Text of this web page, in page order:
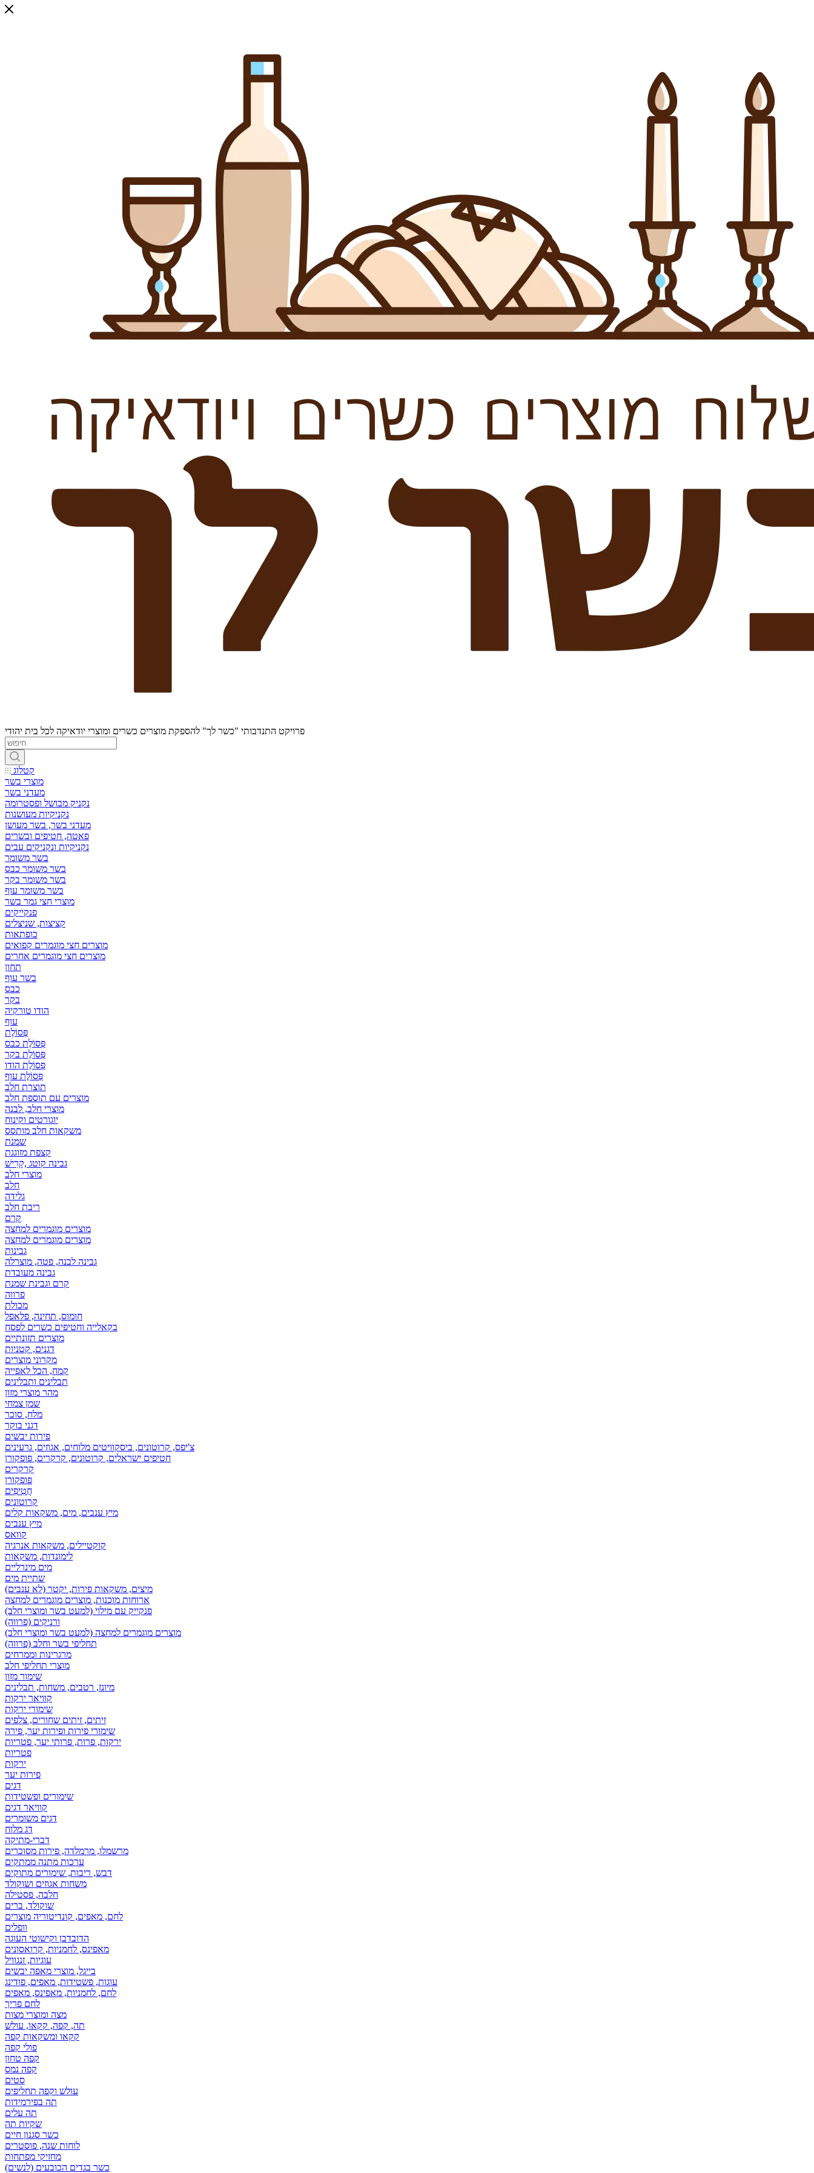
פרויקט התנדבותי "כשר לך" להספקת מוצרים כשרים ומוצרי יודאיקה לכל בית יהודי
קטלוג
מוצרי בשר
מעדני בשר
נקניק מבושל ופסטרומה
נקניקיות מעושנות
מעדני בשר, בשר מעושן
פאטה, חטיפים ובשרים
נקניקיות ונקניקים עבים
בשר משומר
בשר משומר כבס
בשר משומר בקר
בשר משומר עוף
מוצרי חצי גמר בשר
פנקייקים
קציצות, שניצלים
כופתאות
מוצרים חצי מוגמרים קפואים
מוצרים חצי מוגמרים אחרים
תחון
בשר עוף
כבס
בקר
הודו טורקיה
עוף
פְּסוֹלֶת
פְּסוֹלֶת כבס
פְּסוֹלֶת בקר
פְּסוֹלֶת הודו
פְּסוֹלֶת עוף
תוצרת חלב
מוצרים עם תוספת חלב
מוצרי חלב, לבנה
יוגורטים וקינוח
משקאות חלב מותסס
שמנת
קצפת מזוגגת
גבינה קוטג ,קָרִישׁ
מוצרי חלב
חלב
גלידה
ריבת חלב
קרם
מוצרים מוגמרים למחצה
מוצרים מוגמרים למחצה
גבינות
גבינה לבנה, פטה, מוצרלה
גבינה מעובדת
קרם וגבינת שמנת
פרווה
מכולת
חומוס, תחינה, פלאפל
בקאלייה וחטיפים כשרים לפסח
מוצרים תזונתיים
דגנים, קטניות
מקרוני מוצרים
קמח, הכל לאפייה
תבלינים ותבלינים
מהר מוצרי מזון
שמן צמחי
מלח, סוכר
דגני בוקר
פירות יבשים
צ'יפס, קרוטונים, ביסקוויטים מלוחים, אגוזים, גרעינים
חטיפים ישראלים, קרוטונים, קרקרים, פופקורן
קרקרים
פופקורן
חֲטִיפִים
קרוטונים
מיץ ענבים, מים, משקאות קלים
מיץ ענבים
קוואס
קוקטיילים, משקאות אנרגיה
לימונדות, משקאות
מים מינרליים
שתיית מים
מיצים, משקאות פירות, יקטר (לא ענבים)
ארוחות מוכנות, מוצרים מוגמרים למחצה
פנקייק עם מילוי (למעט בשר ומוצרי חלב)
ורניקים (פרווה)
מוצרים מוגמרים למחצה (למעט בשר ומוצרי חלב)
תחליפי בשר וחלב (פרווה)
מרגרינות וממרחים
מוצרי תחליפי חלב
שימור מזון
מיונז, רטבים, משחות, תבלינים
קוויאר ירקות
שימורי ירקות
זיתים, זיתים שחורים, צלפים
שימורי פירות ופירות יער, פירה
ירקות, פרות, פרותי יער, פטריות
פטריות
ירקות
פירות יער
דגים
שימורים ופשטידות
קוויאר דגים
דגים משומרים
דג מלוח
דברי-מתיקה
מרשמלו, מרמלדה, פירות מסוכרים
ערכות מתנה ממתקים
דבש, ריבות, שימורים מתוקים
משחות אגוזים ושוקולד
חלבה, פסטילה
שוקולד, ברים
לחם, מאפים, קונדיטוריה מוצרים
וופלים
הדובדבן וקישוטי העוגה
מאפינס, לחמניות, קרואסונים
עוגיות, זנגוויל
בייגל, מוצרי מאפה יבשים
עוגות, פשטידות, מאפים, פודינג
לחם, לחמניות, מאפינס, מאפים
לחם פריך
מצה ומוצרי מצות
תה, קפה, קקאו, עולש
קקאו ומשקאות קפה
פולי קפה
קפה טחון
קפה נמס
סטים
עולש וקפה תחליפים
תה בפירמידות
תה עלים
שקיות תה
כשר סגנון חיים
לוחות שנה, פוסטרים
מחזיקי מפתחות
כשר בגדים הכובעים (לנשים)